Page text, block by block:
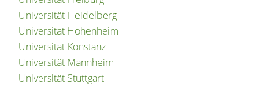
Universität Heidelberg
Universität Hohenheim
Universität Konstanz
Universität Mannheim
Universität Stuttgart